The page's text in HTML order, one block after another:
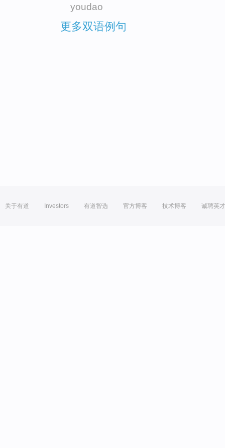
youdao
更多双语例句
关于有道 Investors 有道智选 官方博客 技术博客 诚聘英才